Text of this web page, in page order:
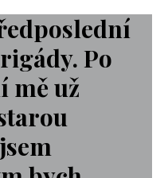
Po
mě už